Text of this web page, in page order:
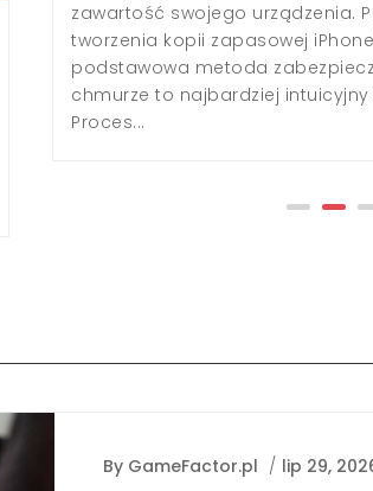
zawartość swojego urządzenia.
tworzenia kopii zapasowej
podstawowa metoda
chmurze to najbardziej
Proces...
By GameFactor.pl / lip 29,